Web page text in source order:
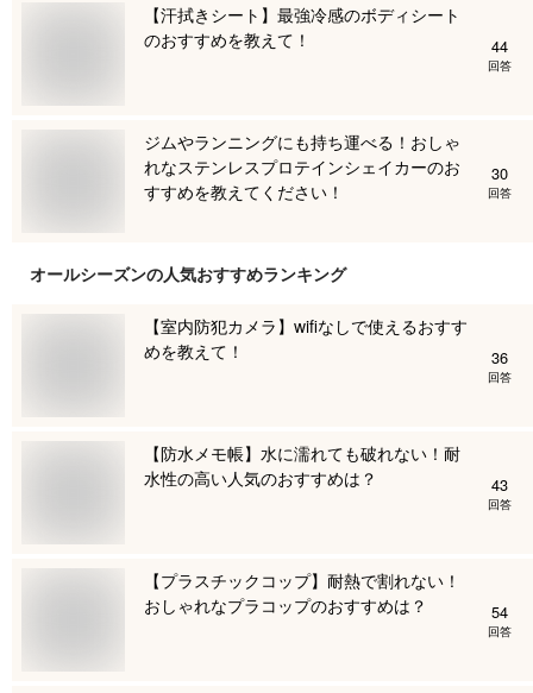
【汗拭きシート】最強冷感のボディシート
のおすすめを教えて！
44
回答
ジムやランニングにも持ち運べる！おしゃ
れなステンレスプロテインシェイカーのお
すすめを教えてください！
30
回答
オールシーズンの人気おすすめランキング
【室内防犯カメラ】wifiなしで使えるおすす
めを教えて！
36
回答
【防水メモ帳】水に濡れても破れない！耐
水性の高い人気のおすすめは？
43
回答
【プラスチックコップ】耐熱で割れない！
おしゃれなプラコップのおすすめは？
54
回答